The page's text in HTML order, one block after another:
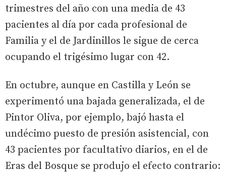
trimestres del año con una media de 43
pacientes al día por cada profesional de
Familia y el de Jardinillos le sigue de cerca
ocupando el trigésimo lugar con 42.
En octubre, aunque en Castilla y León se
experimentó una bajada generalizada, el de
Pintor Oliva, por ejemplo, bajó hasta el
undécimo puesto de presión asistencial, con
43 pacientes por facultativo diarios, en el de
Eras del Bosque se produjo el efecto contrario: